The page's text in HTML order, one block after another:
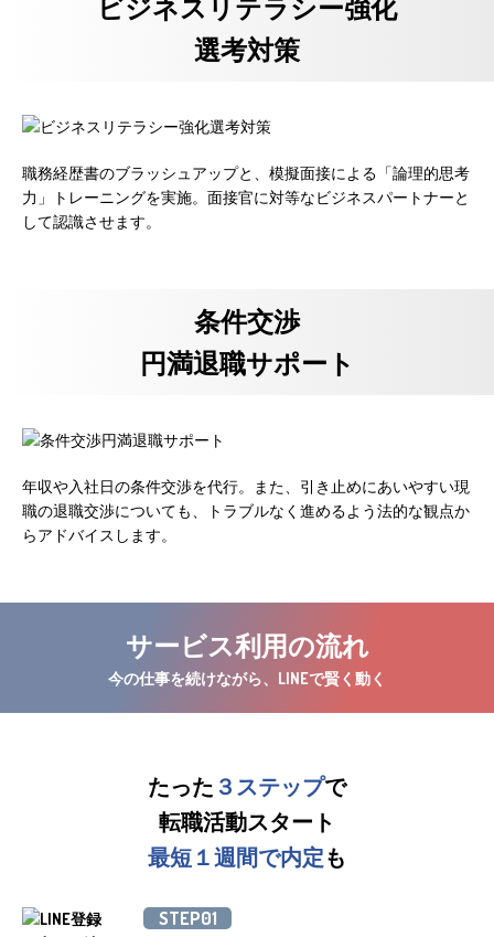
ビジネスリテラシー強化
選考対策
職務経歴書のブラッシュアップと、模擬面接による「論理的思考
力」トレーニングを実施。面接官に対等なビジネスパートナーと
して認識させます。
条件交渉
円満退職サポート
年収や入社日の条件交渉を代行。また、引き止めにあいやすい現
職の退職交渉についても、トラブルなく進めるよう法的な観点か
らアドバイスします。
サービス利用の流れ
今の仕事を続けながら、LINEで賢く動く
たった ３ステップで
転職活動スタート
最短１週間で内定も
STEP01